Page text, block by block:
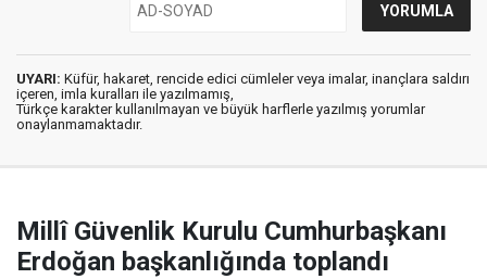
UYARI: Küfür, hakaret, rencide edici cümleler veya imalar, inançlara saldırı
içeren, imla kuralları ile yazılmamış,
Türkçe karakter kullanılmayan ve büyük harflerle yazılmış yorumlar
onaylanmamaktadır.
Millî Güvenlik Kurulu Cumhurbaşkanı
Erdoğan başkanlığında toplandı